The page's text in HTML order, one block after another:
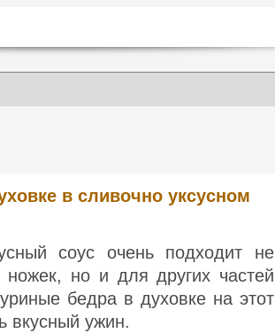
в сливочно уксусном
соус очень подходит не
ножек, но и для других частей
бедра в духовке на этот
вкусный ужин.